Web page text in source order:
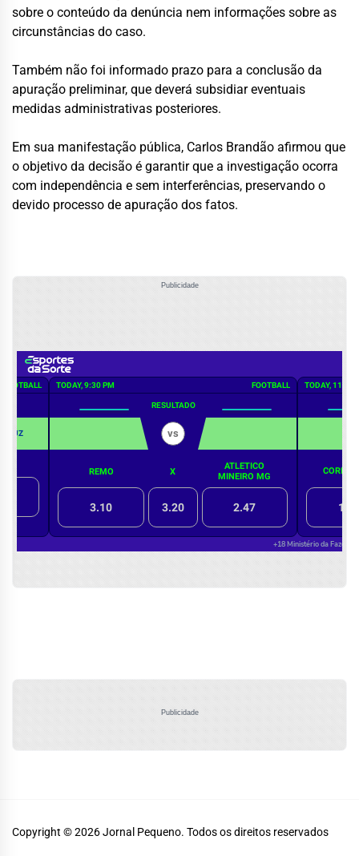
sobre o conteúdo da denúncia nem informações sobre as
circunstâncias do caso.
Também não foi informado prazo para a conclusão da
apuração preliminar, que deverá subsidiar eventuais
medidas administrativas posteriores.
Em sua manifestação pública, Carlos Brandão afirmou que
o objetivo da decisão é garantir que a investigação ocorra
com independência e sem interferências, preservando o
devido processo de apuração dos fatos.
Publicidade
Publicidade
Copyright © 2026Jornal Pequeno. Todos os direitos reservados